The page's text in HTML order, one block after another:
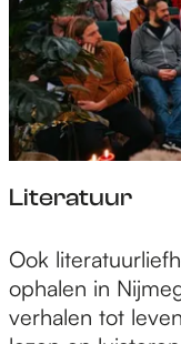
Literatuur
L
i
t
Ook
ophalen in
verhalen tot